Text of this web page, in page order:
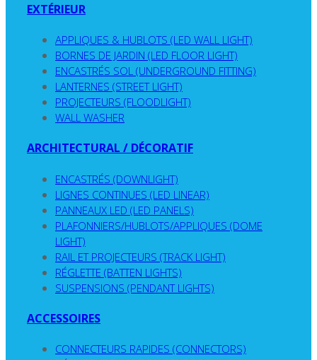
EXTÉRIEUR
APPLIQUES & HUBLOTS (LED WALL LIGHT)
BORNES DE JARDIN (LED FLOOR LIGHT)
ENCASTRÉS SOL (UNDERGROUND FITTING)
LANTERNES (STREET LIGHT)
PROJECTEURS (FLOODLIGHT)
WALL WASHER
ARCHITECTURAL / DÉCORATIF
ENCASTRÉS (DOWNLIGHT)
LIGNES CONTINUES (LED LINEAR)
PANNEAUX LED (LED PANELS)
PLAFONNIERS/HUBLOTS/APPLIQUES (DOME
LIGHT)
RAIL ET PROJECTEURS (TRACK LIGHT)
RÉGLETTE (BATTEN LIGHTS)
SUSPENSIONS (PENDANT LIGHTS)
ACCESSOIRES
CONNECTEURS RAPIDES (CONNECTORS)